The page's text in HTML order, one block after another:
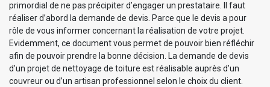
primordial de ne pas précipiter d’engager un prestataire. Il faut
réaliser d’abord la demande de devis. Parce que le devis a pour
rôle de vous informer concernant la réalisation de votre projet.
Evidemment, ce document vous permet de pouvoir bien réfléchir
afin de pouvoir prendre la bonne décision. La demande de devis
d’un projet de nettoyage de toiture est réalisable auprès d’un
couvreur ou d’un artisan professionnel selon le choix du client.